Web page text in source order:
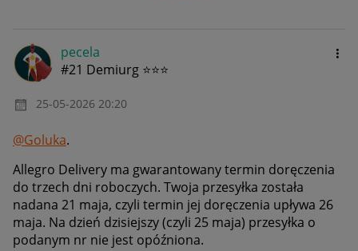
pecela
#21 Demiurg ⭐⭐⭐
‎25-05-2026 20:20
@Goluka.
Allegro Delivery ma gwarantowany termin doręczenia
do trzech dni roboczych. Twoja przesyłka została
nadana 21 maja, czyli termin jej doręczenia upływa 26
maja. Na dzień dzisiejszy (czyli 25 maja) przesyłka o
podanym nr nie jest opóźniona.